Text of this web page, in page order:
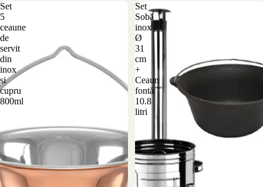
Set
5
ceaune
de
servit
din
inox
si
cupru
800ml
Set
Sobă
inox
Ø
31
cm
+
Ceaun
fontă
10.8
litri